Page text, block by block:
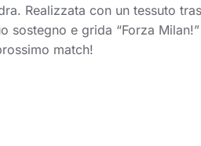
Realizzata con un tessuto
e grida “Forza
match!